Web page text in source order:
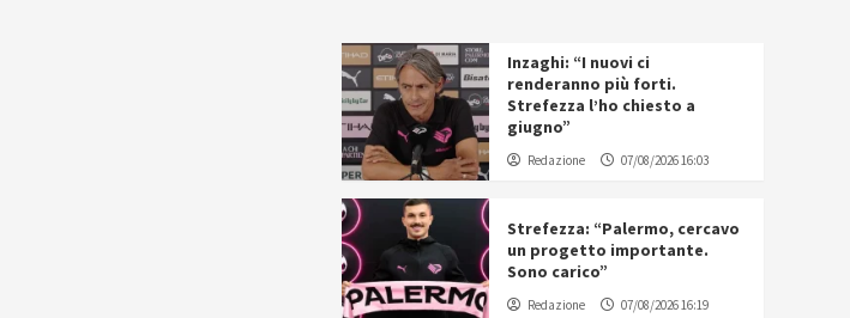
Inzaghi: “I nuovi ci
renderanno più forti.
Strefezza l’ho chiesto a
giugno”
Redazione 07/08/2026 16:03
Strefezza: “Palermo, cercavo
un progetto importante.
Sono carico”
Redazione 07/08/2026 16:19